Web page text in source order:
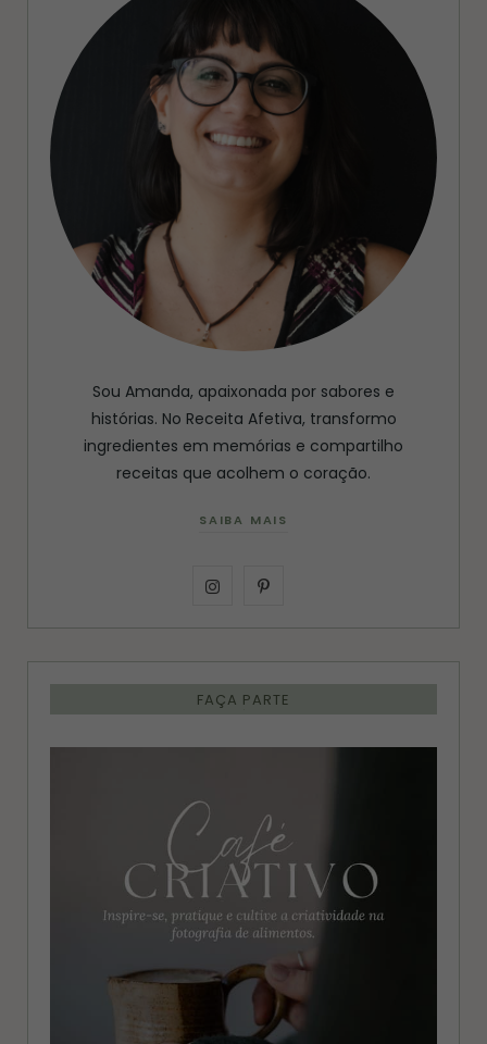
Sou Amanda, apaixonada por sabores e
histórias. No Receita Afetiva, transformo
ingredientes em memórias e compartilho
receitas que acolhem o coração.
SAIBA MAIS
I
n
s
t
a
a
P
i
n
t
e
e
s
FAÇA PARTE